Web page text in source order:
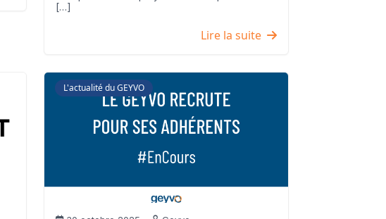
[…]
Lire la suite
L'actualité du GEYVO